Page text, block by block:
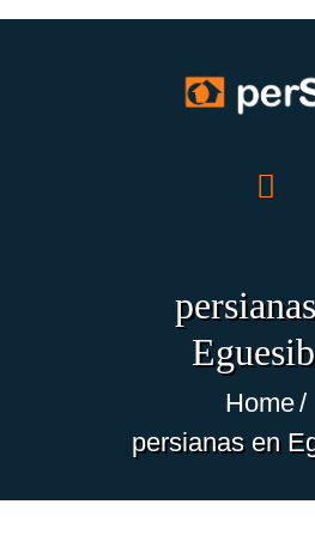
Home
persianas en
PRODUCTOS
OFERTAS
TRABAJOS
ECO-NOTICIAS
CONTACTO
ES